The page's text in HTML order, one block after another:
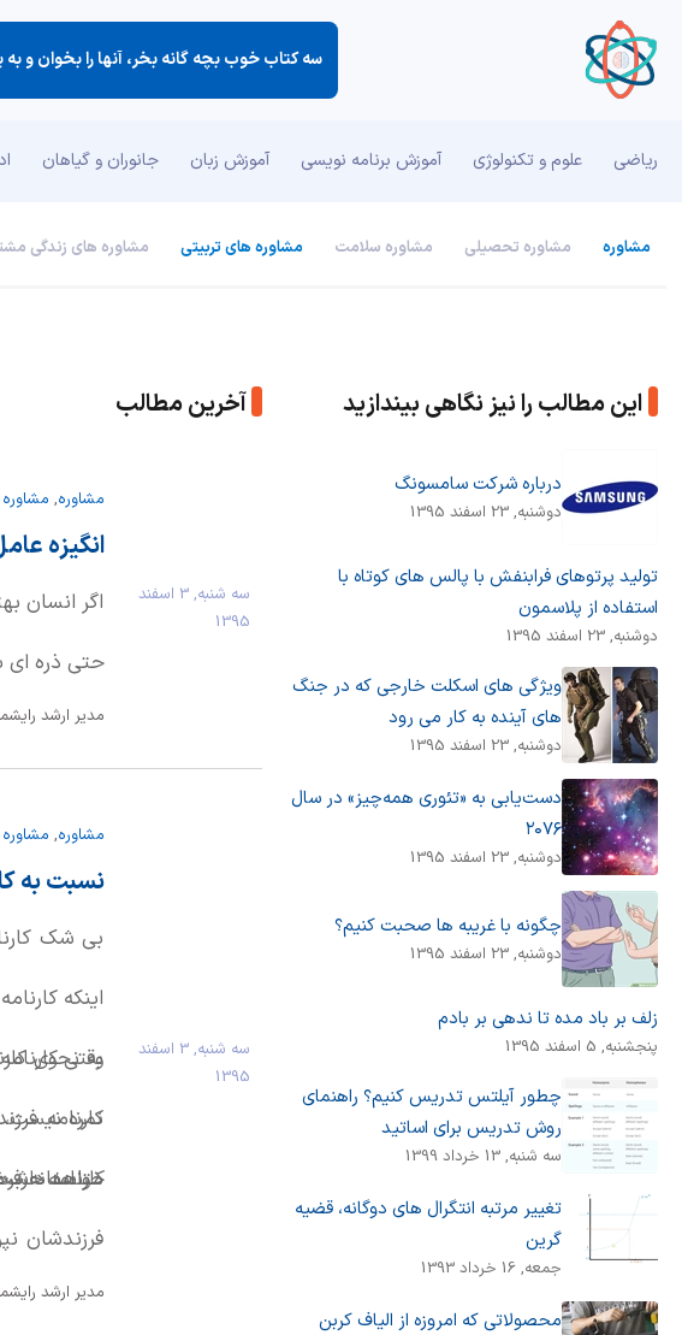
سه كتاب خوب بچه گانه بخر، آنها را بخوان و
ریاضی علوم و تکنولوژی آموزش برنامه نویسی آموزش زبان جانوران و گیاهان
مشاوره مشاوره تحصیلی مشاوره سلامت مشاوره های تربیتی مشاوره های زندگی
این مطالب را نیز نگاهی بیندازید
درباره شرکت سامسونگ
دوشنبه, 23 اسفند 1395
تولید پرتوهای فرابنفش با پالس های کوتاه با
استفاده از پلاسمون
دوشنبه, 23 اسفند 1395
ویژگی های اسکلت خارجی که در جنگ
های آینده به کار می رود
دوشنبه, 23 اسفند 1395
دست‌یابی به «تئوری همه‌چیز» در سال
۲۰۷۶
دوشنبه, 23 اسفند 1395
چگونه با غریبه ها صحبت کنیم؟
دوشنبه, 23 اسفند 1395
زلف بر باد مده تا ندهی بر بادم
پنجشنبه, 5 اسفند 1395
چطور آیلتس تدریس کنیم؟ راهنمای
روش تدریس برای اساتید
سه شنبه, 13 خرداد 1399
تغییر مرتبه انتگرال های دوگانه، قضیه
گرین
جمعه, 16 خرداد 1393
محصولاتی که امروزه از الیاف کربن
آخرین مطالب
سه شنبه, 3 اسفند
1395
مشاوره,
انگیزه
اگر انسان
حتی ذره ای
مدیر ارشد
سه شنبه, 3 اسفند
1395
مشاوره,
نسبت به
بی شک
اینکه
به نحوی
کارنامه
خواهد
وقتی
نمره
کارنامه
متاسفانه
فرزندشان
ممکن است.
مدیر ارشد